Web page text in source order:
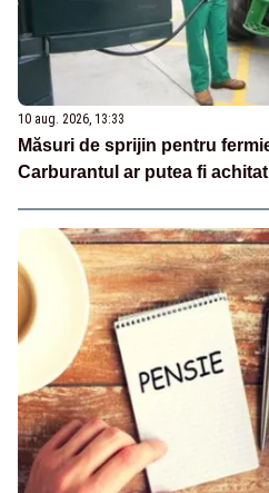
10 aug. 2026, 13:33
Măsuri de sprijin pentru
Carburantul ar putea fi